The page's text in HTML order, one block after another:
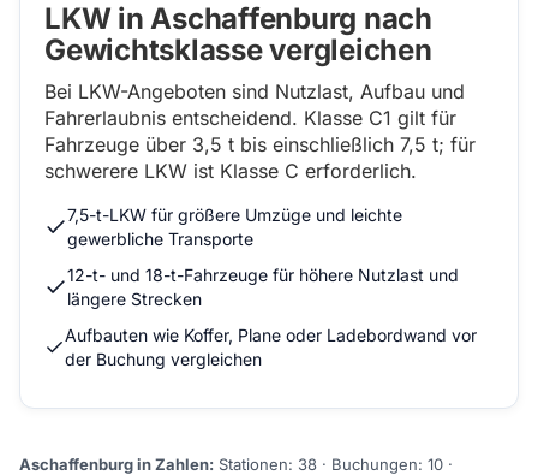
LKW in Aschaffenburg nach
Gewichtsklasse vergleichen
Bei LKW-Angeboten sind Nutzlast, Aufbau und
Fahrerlaubnis entscheidend. Klasse C1 gilt für
Fahrzeuge über 3,5 t bis einschließlich 7,5 t; für
schwerere LKW ist Klasse C erforderlich.
7,5-t-LKW für größere Umzüge und leichte
gewerbliche Transporte
12-t- und 18-t-Fahrzeuge für höhere Nutzlast und
längere Strecken
Aufbauten wie Koffer, Plane oder Ladebordwand vor
der Buchung vergleichen
Aschaffenburg in Zahlen: Stationen: 38 · Buchungen: 10 ·